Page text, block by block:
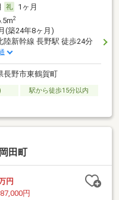
1ヶ月
2
(築24年8ヶ月)
陸新幹線 長野駅 徒歩24分
長野市東鶴賀町
駅から徒歩15分以内
田町
円
円